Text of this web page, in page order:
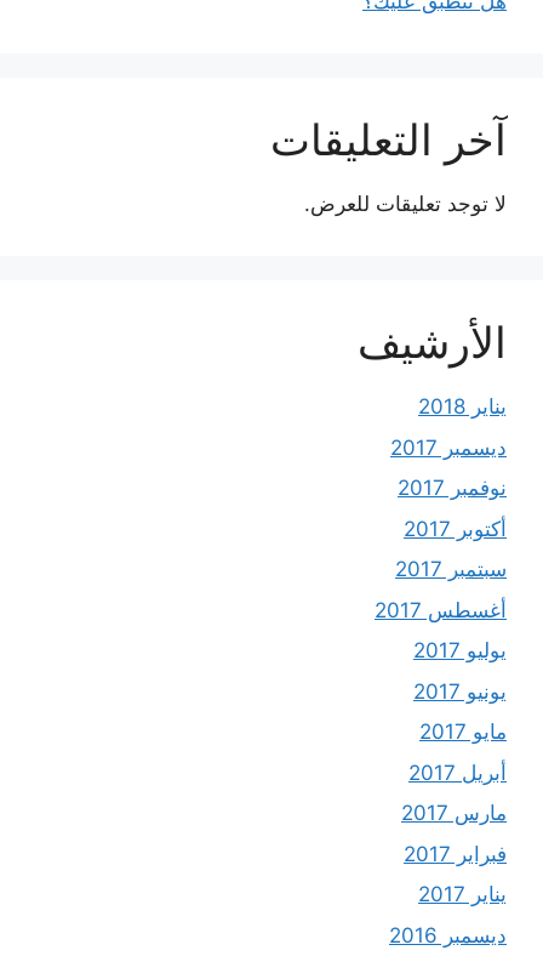
آخر التعليقات
لا توجد تعليقات للعرض.
الأرشيف
يناير 2018
ديسمبر 2017
نوفمبر 2017
أكتوبر 2017
سبتمبر 2017
أغسطس 2017
يوليو 2017
يونيو 2017
مايو 2017
أبريل 2017
مارس 2017
فبراير 2017
يناير 2017
ديسمبر 2016